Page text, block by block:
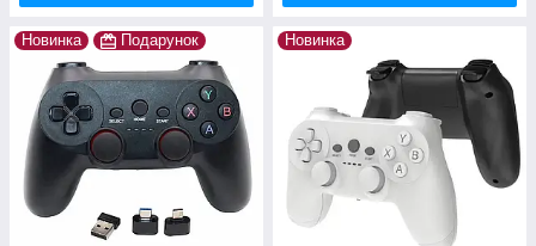
Новинка Подарунок Новинка